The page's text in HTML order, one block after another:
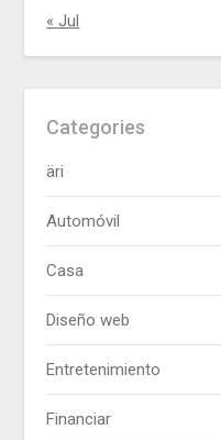
« Jul
Categories
äri
Automóvil
Casa
Diseño web
Entretenimiento
Financiar